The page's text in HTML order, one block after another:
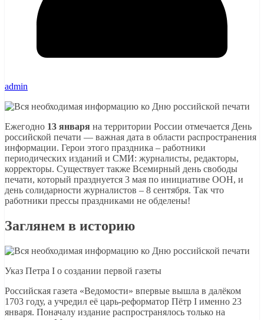
admin
Ежегодно 13 января на территории России отмечается День
российской печати — важная дата в области распространения
информации. Герои этого праздника – работники
периодических изданий и СМИ: журналисты, редакторы,
корректоры. Существует также Всемирный день свободы
печати, который празднуется 3 мая по инициативе ООН, и
день солидарности журналистов – 8 сентября. Так что
работники прессы праздниками не обделены!
Заглянем в историю
Указ Петра I о создании первой газеты
Российская газета «Ведомости» впервые вышла в далёком
1703 году, а учредил её царь-реформатор Пётр I именно 23
января. Поначалу издание распространялось только на